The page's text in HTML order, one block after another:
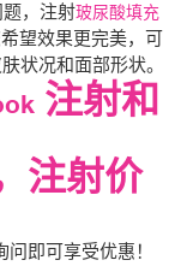
，注射玻尿酸填充
望效果更完美，可
状况和面部形状。
注射和
注射价
即可享受优惠！